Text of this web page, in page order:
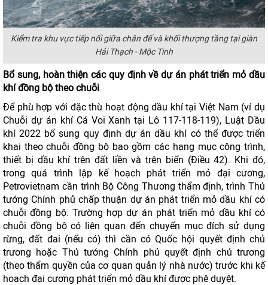
Kiểm tra khu vực tiếp nối giữa chân đế và khối thượng tầng tại giàn
Hải Thạch - Mộc Tinh
Bổ sung, hoàn thiện các quy định về dự án phát triển mỏ dầu
khí đồng bộ theo chuỗi
Để phù hợp với đặc thù hoạt động dầu khí tại Việt Nam (ví dụ
Chuỗi dự án khí Cá Voi Xanh tại Lô 117-118-119), Luật Dầu
khí 2022 bổ sung quy định dự án dầu khí có thể được triển
khai theo chuỗi đồng bộ bao gồm các hạng mục công trình,
thiết bị dầu khí trên đất liền và trên biển (Điều 42). Khi đó,
trong quá trình lập kế hoạch phát triển mỏ đại cương,
Petrovietnam cần trình Bộ Công Thương thẩm định, trình Thủ
tướng Chính phủ chấp thuận dự án phát triển mỏ dầu khí có
chuỗi đồng bộ. Trường hợp dự án phát triển mỏ dầu khí có
chuỗi đồng bộ có liên quan đến chuyển mục đích sử dụng
rừng, đất đai (nếu có) thì cần có Quốc hội quyết định chủ
trương hoặc Thủ tướng Chính phủ quyết định chủ trương
(theo thẩm quyền của cơ quan quản lý nhà nước) trước khi kế
hoạch đại cương phát triển mỏ dầu khí được phê duyệt.